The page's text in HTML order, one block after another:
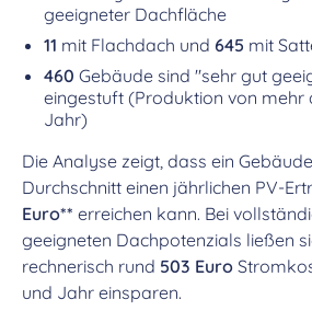
geeigneter Dachfläche
11 mit Flachdach und 645 mit
460 Gebäude sind "sehr gut
eingestuft (Produktion von mehr
Jahr)
Die Analyse zeigt, dass ein
Durchschnitt einen jährlichen PV-
Euro** erreichen kann. Bei
geeigneten Dachpotenzials ließen
rechnerisch rund 503 Euro
und Jahr einsparen.